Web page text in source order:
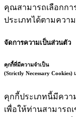
คุณสามารถเลือกกา
ประเภทได้ตามควา
จัดการความเป็นส่วนตัว
คุกกี้ที่มีความจำเป็น
(Strictly Necessary Cookies)
คุกกี้ประเภทนี้มีควา
เพื่อให้ท่านสามารถ